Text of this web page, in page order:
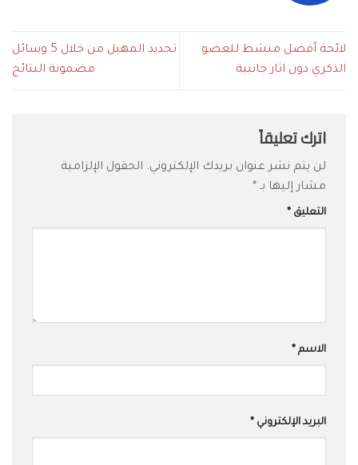
لائحة أفضل منشط للعضو
الذكري دون اثار جانبية
تجديد المهبل من خلال 5 وسائل
مضمونة النتائج
اترك تعليقاً
لن يتم نشر عنوان بريدك الإلكتروني. الحقول الإلزامية
مشار إليها بـ *
التعليق *
الاسم *
البريد الإلكتروني *